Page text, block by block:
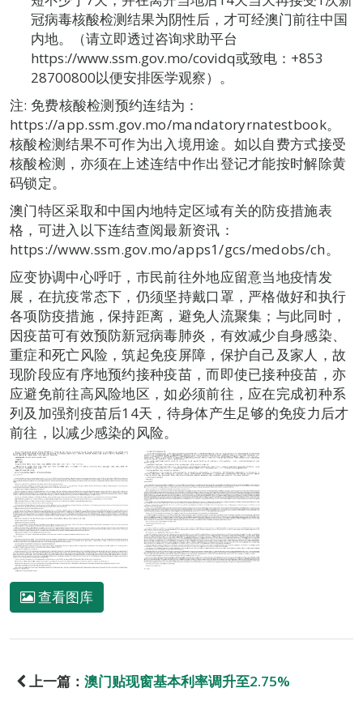
冠病毒核酸检测结果为阴性后，才可经澳门前往中国
内地。（请立即透过咨询求助平台
https://www.ssm.gov.mo/covidq或致电：+853
28700800以便安排医学观察）。
注: 免费核酸检测预约连结为：
https://app.ssm.gov.mo/mandatoryrnatestbook。
核酸检测结果不可作为出入境用途。如以自费方式接受
核酸检测，亦须在上述连结中作出登记才能按时解除黄
码锁定。
澳门特区采取和中国内地特定区域有关的防疫措施表
格，可进入以下连结查阅最新资讯：
https://www.ssm.gov.mo/apps1/gcs/medobs/ch。
应变协调中心呼吁，市民前往外地应留意当地疫情发
展，在抗疫常态下，仍须坚持戴口罩，严格做好和执行
各项防疫措施，保持距离，避免人流聚集；与此同时，
因疫苗可有效预防新冠病毒肺炎，有效减少自身感染、
重症和死亡风险，筑起免疫屏障，保护自己及家人，故
现阶段应有序地预约接种疫苗，而即使已接种疫苗，亦
应避免前往高风险地区，如必须前往，应在完成初种系
列及加强剂疫苗后14天，待身体产生足够的免疫力后才
前往，以减少感染的风险。
查看图库
上一篇： 澳门贴现窗基本利率调升至2.75%